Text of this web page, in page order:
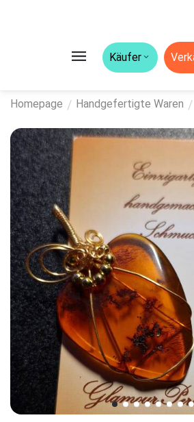
Käufer
Homepage / Handgefertigte Waren /